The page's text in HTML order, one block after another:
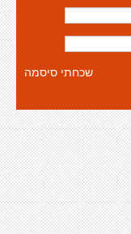
שכחתי סיסמה